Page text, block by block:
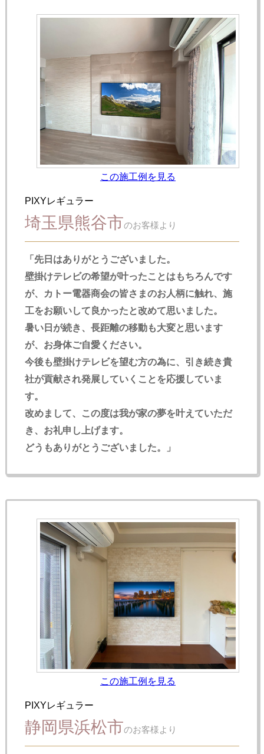
この施工例を見る
PIXYレギュラー
埼玉県熊谷市のお客様より
「先日はありがとうございました。
壁掛けテレビの希望が叶ったことはもちろんです
が、カトー電器商会の皆さまのお人柄に触れ、施
工をお願いして良かったと改めて思いました。
暑い日が続き、長距離の移動も大変と思います
が、お身体ご自愛ください。
今後も壁掛けテレビを望む方の為に、引き続き貴
社が貢献され発展していくことを応援していま
す。
改めまして、この度は我が家の夢を叶えていただ
き、お礼申し上げます。
どうもありがとうございました。」
この施工例を見る
PIXYレギュラー
静岡県浜松市のお客様より